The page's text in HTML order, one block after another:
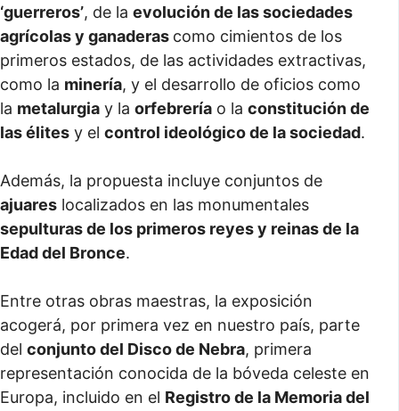
‘guerreros’, de la evolución de las sociedades
agrícolas y ganaderas como cimientos de los
primeros estados, de las actividades extractivas,
como la minería, y el desarrollo de oficios como
la metalurgia y la orfebrería o la constitución de
las élites y el control ideológico de la sociedad.
Además, la propuesta incluye conjuntos de
ajuares localizados en las monumentales
sepulturas de los primeros reyes y reinas de la
Edad del Bronce.
Entre otras obras maestras, la exposición
acogerá, por primera vez en nuestro país, parte
del conjunto del Disco de Nebra, primera
representación conocida de la bóveda celeste en
Europa, incluido en el Registro de la Memoria del